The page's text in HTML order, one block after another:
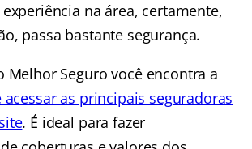
na área, certamente,
passa bastante segurança.
Melhor Seguro você encontra a
as principais seguradoras
. É ideal para fazer